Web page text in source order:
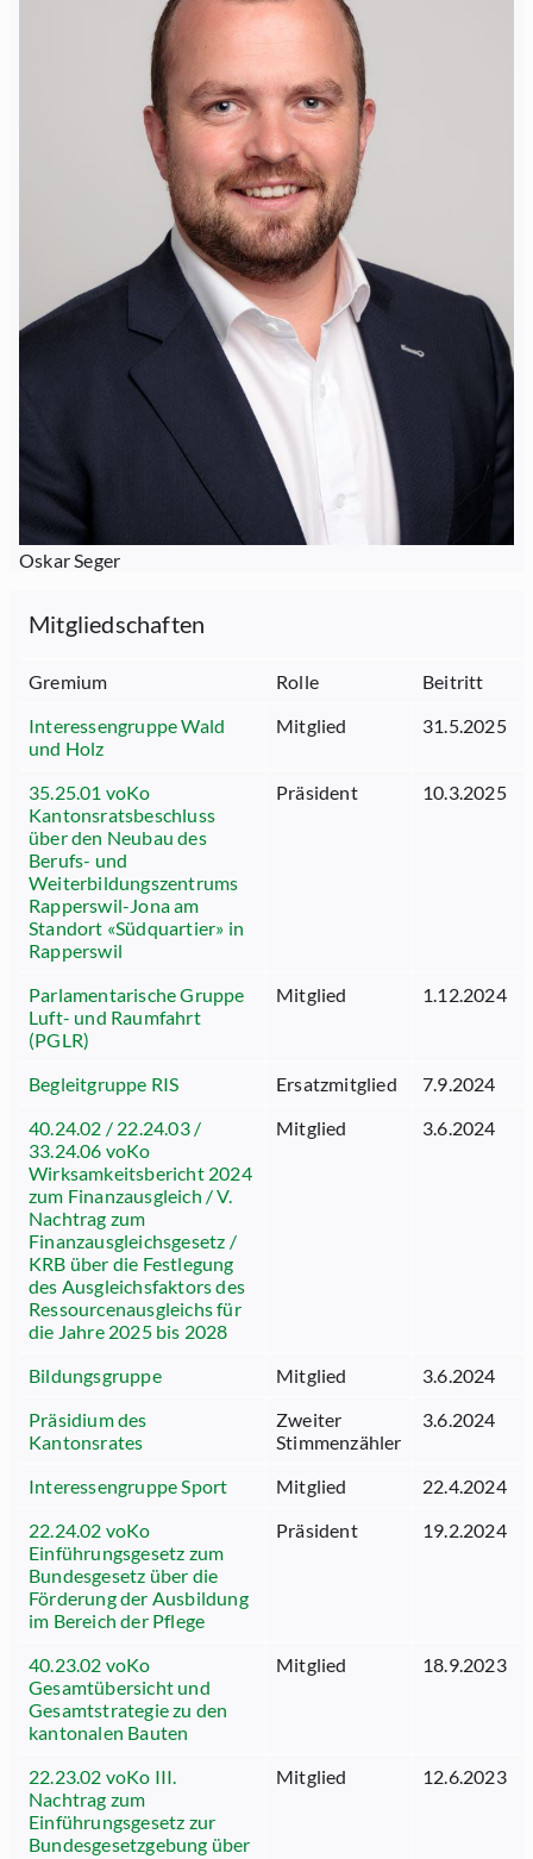
Oskar Seger
Mitgliedschaften
Gremium Rolle
Beitritt
Interessengruppe Wald
und Holz
Mitglied 31.5.2025
35.25.01 voKo
Kantonsratsbeschluss
über den Neubau des
Berufs- und
Weiterbildungszentrums
Rapperswil-Jona am
Standort «Südquartier» in
Rapperswil
Präsident 10.3.2025
Parlamentarische Gruppe
Luft- und Raumfahrt
(PGLR)
Mitglied 1.12.2024
Begleitgruppe RIS Ersatzmitglied
7.9.2024
40.24.02 / 22.24.03 /
33.24.06 voKo
Wirksamkeitsbericht 2024
zum Finanzausgleich / V.
Nachtrag zum
Finanzausgleichsgesetz /
KRB über die Festlegung
des Ausgleichsfaktors des
Ressourcenausgleichs für
die Jahre 2025 bis 2028
Mitglied 3.6.2024
Bildungsgruppe Mitglied
3.6.2024
Präsidium des
Kantonsrates
Zweiter
Stimmenzähler
3.6.2024
Interessengruppe Sport Mitglied
22.4.2024
22.24.02 voKo
Einführungsgesetz zum
Bundesgesetz über die
Förderung der Ausbildung
im Bereich der Pflege
Präsident 19.2.2024
40.23.02 voKo
Gesamtübersicht und
Gesamtstrategie zu den
kantonalen Bauten
Mitglied 18.9.2023
22.23.02 voKo III.
Nachtrag zum
Einführungsgesetz zur
Bundesgesetzgebung über
Mitglied 12.6.2023